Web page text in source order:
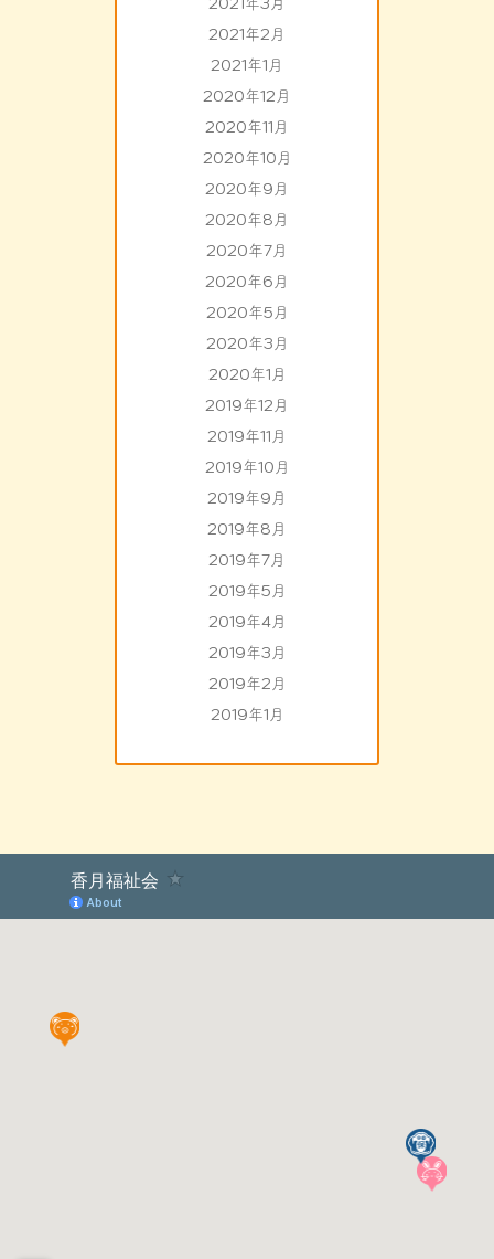
2021年2月
2021年1月
2020年12月
2020年11月
2020年10月
2020年9月
2020年8月
2020年7月
2020年6月
2020年5月
2020年3月
2020年1月
2019年12月
2019年11月
2019年10月
2019年9月
2019年8月
2019年7月
2019年5月
2019年4月
2019年3月
2019年2月
2019年1月